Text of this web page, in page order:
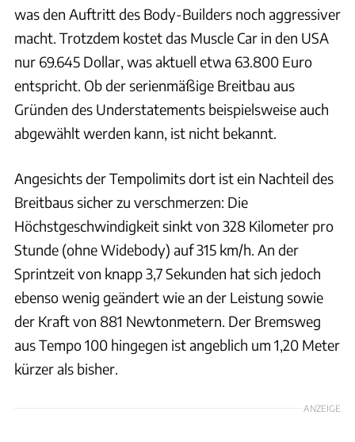
was den Auftritt des Body-Builders noch aggressiver
macht. Trotzdem kostet das Muscle Car in den USA
nur 69.645 Dollar, was aktuell etwa 63.800 Euro
entspricht. Ob der serienmäßige Breitbau aus
Gründen des Understatements beispielsweise auch
abgewählt werden kann, ist nicht bekannt.
Angesichts der Tempolimits dort ist ein Nachteil des
Breitbaus sicher zu verschmerzen: Die
Höchstgeschwindigkeit sinkt von 328 Kilometer pro
Stunde (ohne Widebody) auf 315 km/h. An der
Sprintzeit von knapp 3,7 Sekunden hat sich jedoch
ebenso wenig geändert wie an der Leistung sowie
der Kraft von 881 Newtonmetern. Der Bremsweg
aus Tempo 100 hingegen ist angeblich um 1,20 Meter
kürzer als bisher.
ANZEIGE